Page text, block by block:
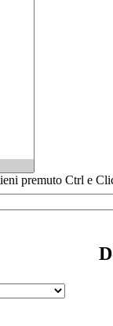
premuto Ctrl e